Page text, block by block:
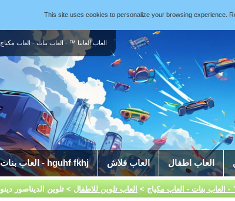
This site uses cookies to personalize your browsing experience.
العاب ألعابنا ™ - العاب بنات - العاب مكياج
العاب بنات - hguhf fkhj العاب فلاش العاب اطفال
™ - العاب بنات - العاب مكياج > العاب تلوين للاطفال > تلوين الديناصور دينو